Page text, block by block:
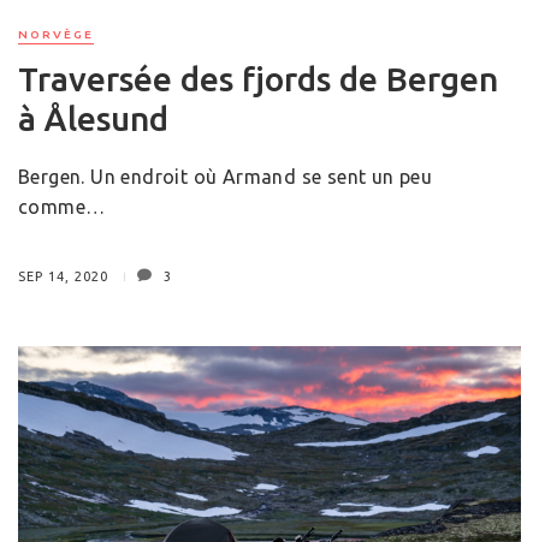
NORVÈGE
Traversée des fjords de Bergen
à Ålesund
Bergen. Un endroit où Armand se sent un peu
comme…
SEP 14, 2020 3